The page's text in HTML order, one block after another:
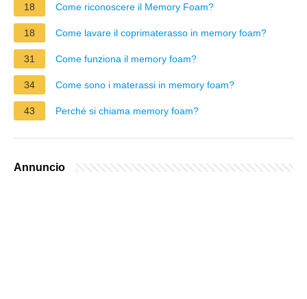
18 Come riconoscere il Memory Foam?
18 Come lavare il coprimaterasso in memory foam?
31 Come funziona il memory foam?
34 Come sono i materassi in memory foam?
43 Perché si chiama memory foam?
Annuncio